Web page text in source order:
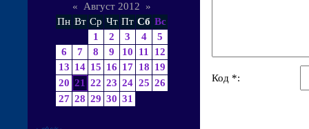
« Август 2012
»
Пн Вт Ср Чт Пт Сб Вс
1
2 3 4
5
6
7 8 9 10 11
12
13 14 15 16 17 18 19
20 21 22 23 24 25 26
27 28 29 30 31
Код *: